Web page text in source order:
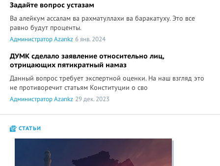
Задайте вопрос устазам
Ва алейкум ассалам ва рахматуллахи ва баракатуху. Это все
равно будут проценты.
Администратор Azankz 6 янв. 2024
ДУМК сделало заявление относительно лиц,
отрицающих пятикратный намаз
Данный вопрос требует экспертной оценки. На наш взгляд это
не противоречит статьям Конституции о сво
Администратор Azankz 29 дек. 2023
СТАТЬИ